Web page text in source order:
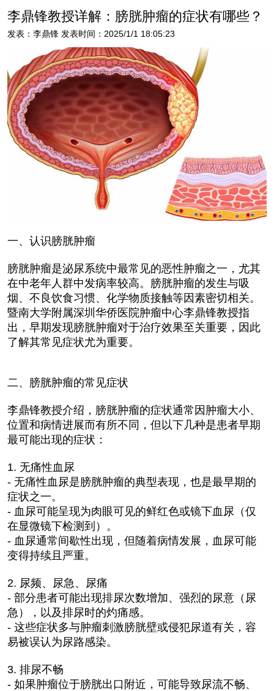
李鼎锋教授详解：膀胱肿瘤的症状有哪些？
发表：李鼎锋 发表时间：2025/1/1 18:05:23
一、认识膀胱肿瘤
膀胱肿瘤是泌尿系统中最常见的恶性肿瘤之一，尤其
在中老年人群中发病率较高。膀胱肿瘤的发生与吸
烟、不良饮食习惯、化学物质接触等因素密切相关。
暨南大学附属深圳华侨医院肿瘤中心李鼎锋教授指
出，早期发现膀胱肿瘤对于治疗效果至关重要，因此
了解其常见症状尤为重要。
二、膀胱肿瘤的常见症状
李鼎锋教授介绍，膀胱肿瘤的症状通常因肿瘤大小、
位置和病情进展而有所不同，但以下几种是患者早期
最可能出现的症状：
1. 无痛性血尿
- 无痛性血尿是膀胱肿瘤的典型表现，也是最早期的
症状之一。
- 血尿可能呈现为肉眼可见的鲜红色或镜下血尿（仅
在显微镜下检测到）。
- 血尿通常间歇性出现，但随着病情发展，血尿可能
变得持续且严重。
2. 尿频、尿急、尿痛
- 部分患者可能出现排尿次数增加、强烈的尿意（尿
急），以及排尿时的灼痛感。
- 这些症状多与肿瘤刺激膀胱壁或侵犯尿道有关，容
易被误认为尿路感染。
3. 排尿不畅
- 如果肿瘤位于膀胱出口附近，可能导致尿流不畅、